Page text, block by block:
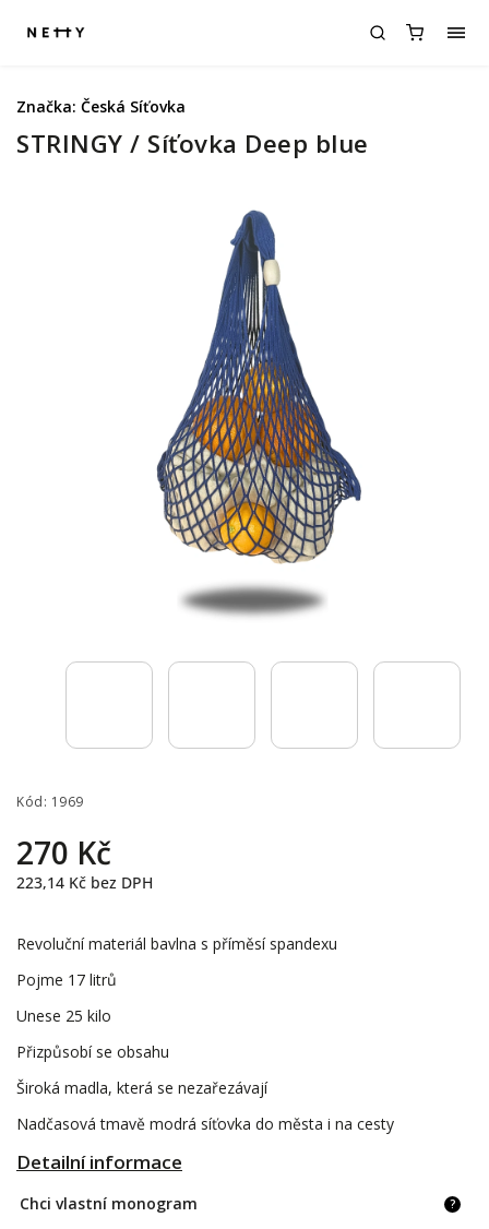
STRINGY / Síťovka Deep blue
Kód: 1969
270 Kč
223,14 Kč bez DPH
Revoluční materiál bavlna s příměsí spandexu
Pojme 17 litrů
Unese 25 kilo
Přizpůsobí se obsahu
Široká madla, která se nezařezávají
Nadčasová tmavě modrá síťovka do města i na cesty
Detailní informace
Značka: Česká Síťovka
Chci vlastní monogram ?